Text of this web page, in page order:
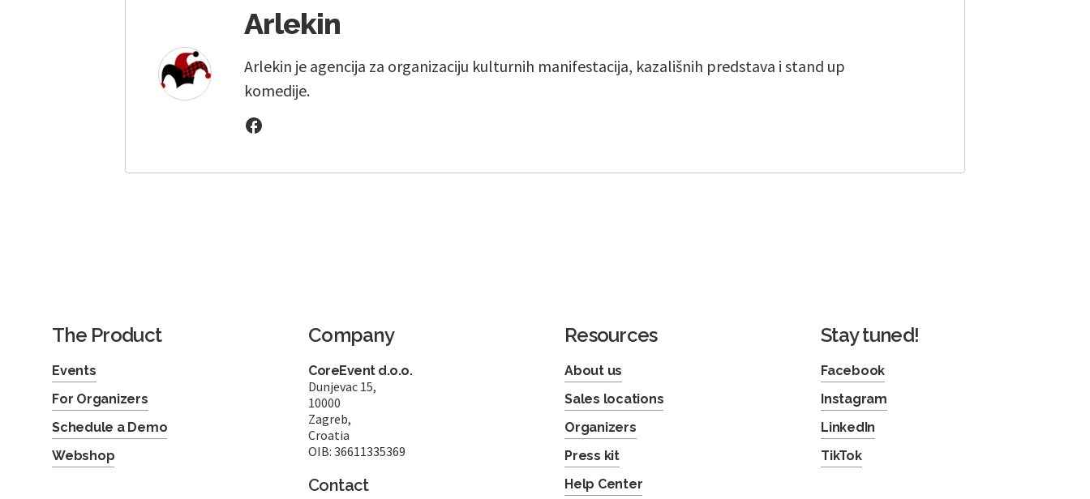
Arlekin
Arlekin je agencija za organizaciju kulturnih manifestacija, kazališnih predstava i stand up
komedije.
The Product
Events
For Organizers
Schedule a Demo
Webshop
Company
CoreEvent d.o.o.
Dunjevac 15,
10000
Zagreb,
Croatia
OIB: 36611335369
Contact
Resources
About us
Sales locations
Organizers
Press kit
Help Center
Stay tuned!
Facebook
Instagram
LinkedIn
TikTok